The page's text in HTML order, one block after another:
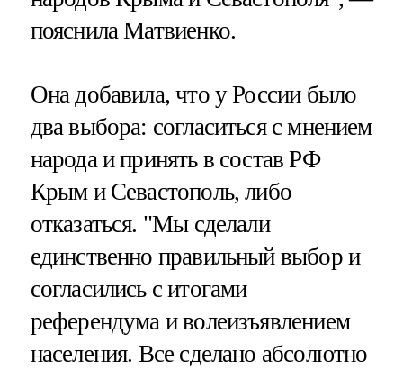
пояснила Матвиенко.
Она добавила, что у России было
два выбора: согласиться с мнением
народа и принять в состав РФ
Крым и Севастополь, либо
отказаться. "Мы сделали
единственно правильный выбор и
согласились с итогами
референдума и волеизъявлением
населения. Все сделано абсолютно